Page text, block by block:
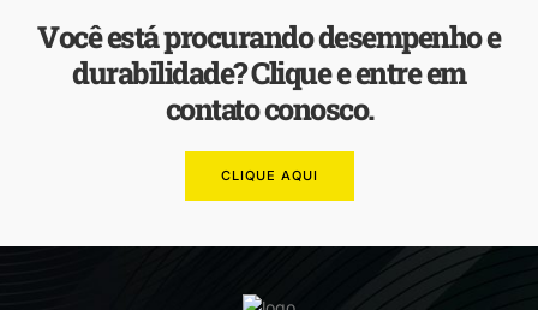
Você está procurando desempenho e
durabilidade? Clique e entre em
contato conosco.
CLIQUE AQUI